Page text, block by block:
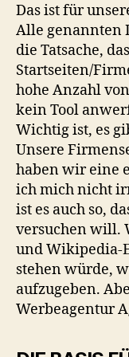
Das ist für
Alle genannten
die Tatsache,
Startseiten/
hohe Anzahl
kein Tool
Wichtig ist, es
Unsere
haben wir eine
ich mich nicht
ist es auch so,
versuchen will.
und Wikipedia-
stehen würde,
aufzugeben.
Werbeagentur